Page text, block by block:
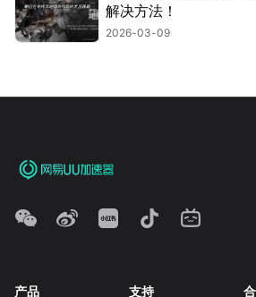
解决方法！
2026-03-09
产品 支持